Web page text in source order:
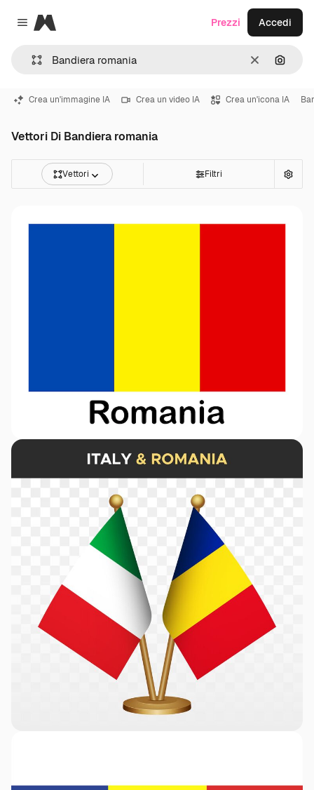
Close menu
Magnific
CancellaCerca
Prezzi Accedi
Crea un'immagine IA Crea un video IA Crea un'icona IA
Vettori Di Bandiera romania
Vettori Filtri